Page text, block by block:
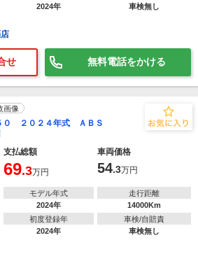
2024年
車検無し
せ 無料電話をかける
画像
０ ２０２４年式 ＡＢＳ
支払総額
車両価格
69.3万円 54.3万円
モデル年式
2024年
走行距離
14000Km
初度登録年
2024年
車検/自賠責
車検無し
車種選択するだけ、かんたん相場検索
排気量